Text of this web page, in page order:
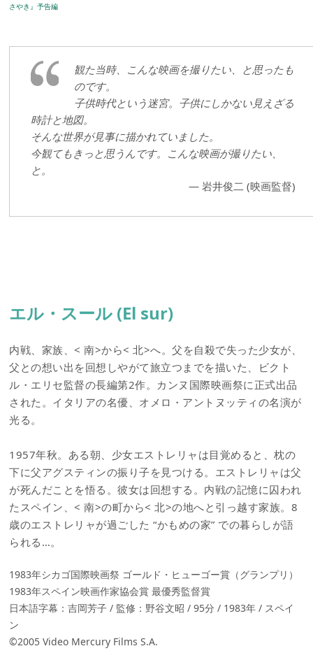
さやき』予告編
観た当時、こんな映画を撮りたい、と思ったも
のです。
子供時代という迷宮。子供にしかない見えざる
時計と地図。
そんな世界が見事に描かれていました。
今観てもきっと思うんです。こんな映画が撮りたい、
と。
— 岩井俊二 (映画監督)
エル・スール (El sur)
内戦、家族、< 南>から< 北>へ。父を自殺で失った少女が、
父との想い出を回想しやがて旅立つまでを描いた、ビクト
ル・エリセ監督の長編第2作。カンヌ国際映画祭に正式出品
された。イタリアの名優、オメロ・アントヌッティの名演が
光る。
1957年秋。ある朝、少女エストレリャは目覚めると、枕の
下に父アグスティンの振り子を見つける。エストレリャは父
が死んだことを悟る。彼女は回想する。内戦の記憶に囚われ
たスペイン、< 南>の町から< 北>の地へと引っ越す家族。8
歳のエストレリャが過ごした “かもめの家” での暮らしが語
られる…。
1983年シカゴ国際映画祭 ゴールド・ヒューゴー賞（グランプリ）
1983年スペイン映画作家協会賞 最優秀監督賞
日本語字幕：吉岡芳子 / 監修：野谷文昭 / 95分 / 1983年 / スペイ
ン
©2005 Video Mercury Films S.A.